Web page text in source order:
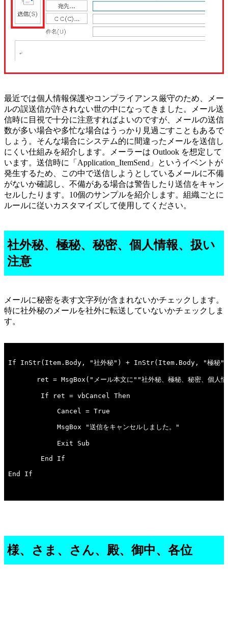
最近では個人情報保護やコンプライアンス厳守のため、メー
ルの誤送信が許されない世の中になってきました。メール送
信時に目視で十分に注意すればよいのですが、メールの送信
数が多い場合や多忙な場合はうっかり見過ごすこともあるで
しょう。そんな場合にシステム的に間違ったメールを送信し
にくい仕組みを紹介します。メーラーは Outlook を想定して
います。送信時に「Application_ItemSend」というイベントが
発生するため、この中で送信しようとしているメールに不備
がないか確認し、不備がある場合は警告したり送信をキャン
セルしたります。10個のサンプルを紹介します。組織ごとに
ルールに従いカスタマイズして使用してください。
社外秘、極秘、秘密、個人情報、扱い
注意
メールに秘密を表す文字列が含まれないかチェックします。
特に社外秘のメールを社外に転送していないかチェックしま
す。
様、さま、さん、殿、御中、各位